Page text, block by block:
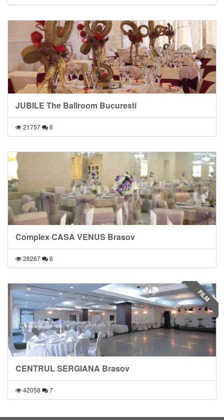
JUBILE The Ballroom Bucuresti
21757 6
Complex CASA VENUS Brasov
28267 6
CENTRUL SERGIANA Brasov
42058 7
FILM